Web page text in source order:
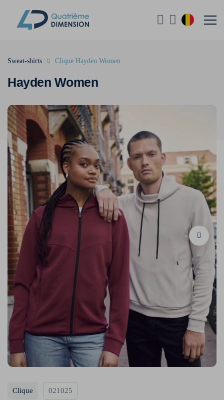
Hayden Women
Sweat-shirts Clique Hayden Women
Clique 021025